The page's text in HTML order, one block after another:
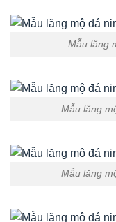
Mẫu lăng
Mẫu lăng
Mẫu lăng